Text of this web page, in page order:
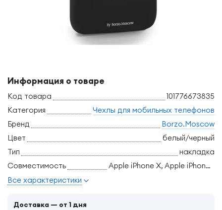
Информация о товаре
Код товара
101776673835
Категория
Чехлы для мобильных телефонов
Бренд
Borzo.Moscow
Цвет
белый/черный
Тип
накладка
Совместимость
Apple iPhone X, Apple iPhone X/Xs, Apple iPhone Xs
Все характеристики
Доставка — от 1 дня